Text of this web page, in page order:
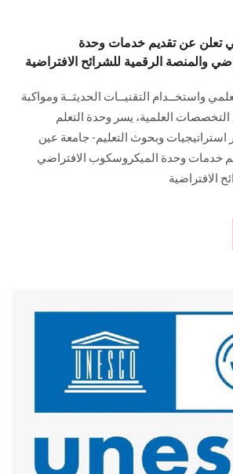
الموظفون
الزائـرون
سجل الان
تعلن عن تقديم خدمات وحدة
والمنصة الرقمية للشرائح الافتراضية
واستخــدام التقنيــات الحديثــة ومواكبة
التخصصات العلمية، يسر وحدة التعلم
استراتيجيات وبحوث التعليم- جامعة عين
خدمات وحدة الميكروسكوب الافتراضي
الافتراضية